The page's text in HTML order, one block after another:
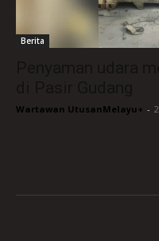
Berita
Wartawan UtusanMelayu+ -